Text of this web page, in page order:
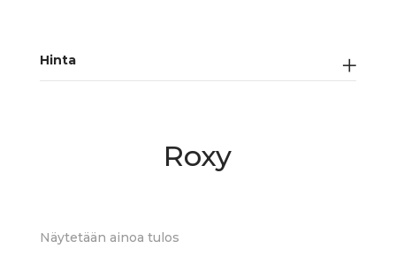
Hinta
Roxy
Näytetään ainoa tulos